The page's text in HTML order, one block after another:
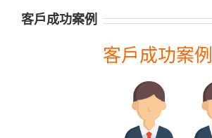
客戶成功案例
客戶成功案例